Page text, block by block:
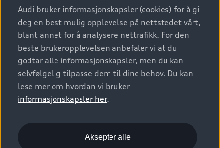
Elbiler
SUV
Stasjonsvogn
Sportback
S/RS
Konseptbiler og prototyper
Biler på lager
Finn forhandler
Bestill prøvekjøring
Kontakt forhandler
Bilgarantier
Behold nybilfølelsen
Audi Originalt tilbehør
Verkstedtjenester
Digitale tjenester
Audi digitale tjenester
Audi connect
Functions on demand
Kom i gang med myAudi
Audi Norge
Kundeservice
Audi Driving Experience
© 2026 AUDI NORGE. All Rights Reserved.
Imprint
Audi bruker informasjonskapsler (cookies) for å gi
deg en best mulig opplevelse på nettstedet vårt,
blant annet for å analysere nettrafikk. For den
beste brukeropplevelsen anbefaler vi at du
godtar alle informasjonskapsler, men du kan
selvfølgelig tilpasse dem til dine behov. Du kan
lese mer om hvordan vi bruker
informasjonskapsler her.
Aksepter alle